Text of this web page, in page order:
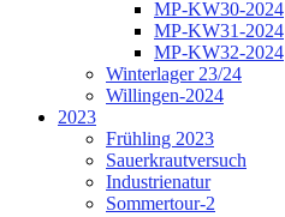
MP-KW30-2024
MP-KW31-2024
MP-KW32-2024
Winterlager 23/24
Willingen-2024
2023
Frühling 2023
Sauerkrautversuch
Industrienatur
Sommertour-2